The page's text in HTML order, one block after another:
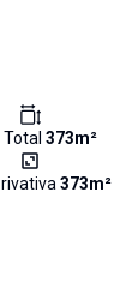
373m²
373m²